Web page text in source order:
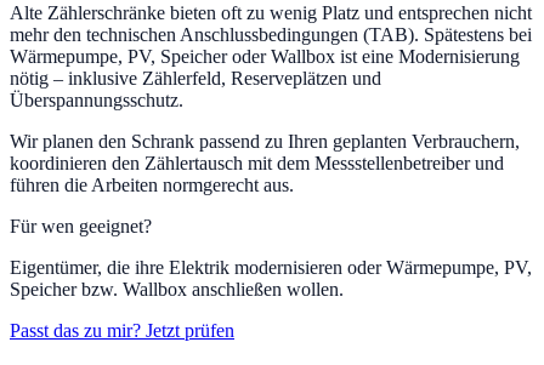
Alte Zählerschränke bieten oft zu wenig Platz und entsprechen nicht
mehr den technischen Anschlussbedingungen (TAB). Spätestens bei
Wärmepumpe, PV, Speicher oder Wallbox ist eine Modernisierung
nötig – inklusive Zählerfeld, Reserveplätzen und
Überspannungsschutz.
Wir planen den Schrank passend zu Ihren geplanten Verbrauchern,
koordinieren den Zählertausch mit dem Messstellenbetreiber und
führen die Arbeiten normgerecht aus.
Für wen geeignet?
Eigentümer, die ihre Elektrik modernisieren oder Wärmepumpe, PV,
Speicher bzw. Wallbox anschließen wollen.
Passt das zu mir? Jetzt prüfen